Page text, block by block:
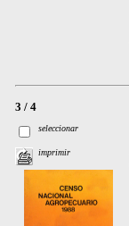
3 / 4
seleccionar
imprimir